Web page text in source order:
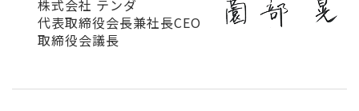
株式会社 テンダ
代表取締役会長兼社長CEO
取締役会議長